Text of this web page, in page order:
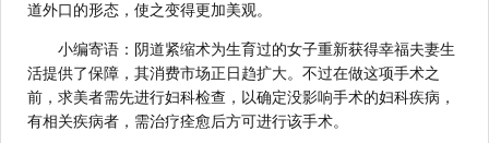
道外口的形态，使之变得更加美观。
小编寄语：阴道紧缩术为生育过的女子重新获得幸福夫妻生
活提供了保障，其消费市场正日趋扩大。不过在做这项手术之
前，求美者需先进行妇科检查，以确定没影响手术的妇科疾病，
有相关疾病者，需治疗痊愈后方可进行该手术。